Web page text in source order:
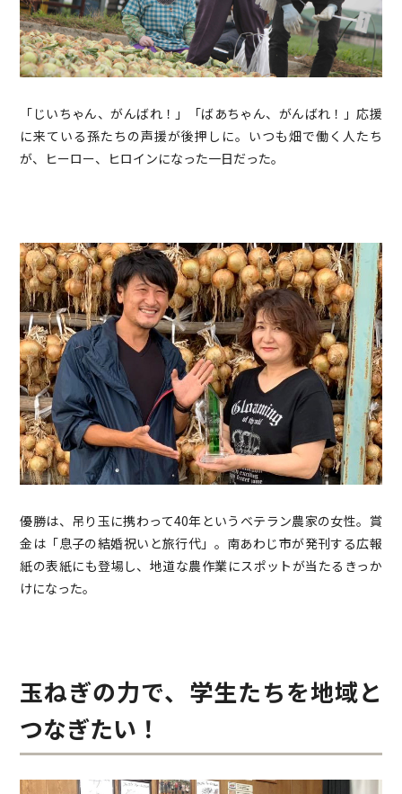
「じいちゃん、がんばれ！」「ばあちゃん、がんばれ！」応援
に来ている孫たちの声援が後押しに。いつも畑で働く人たち
が、ヒーロー、ヒロインになった一日だった。
優勝は、吊り玉に携わって40年というベテラン農家の女性。賞
金は「息子の結婚祝いと旅行代」。南あわじ市が発刊する広報
紙の表紙にも登場し、地道な農作業にスポットが当たるきっか
けになった。
玉ねぎの力で、学生たちを地域と
つなぎたい！